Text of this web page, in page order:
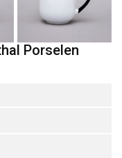
Porselen